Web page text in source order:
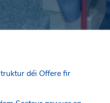
déi Offere fir